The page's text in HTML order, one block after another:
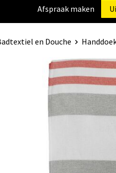
Afspraak maken
en Douche